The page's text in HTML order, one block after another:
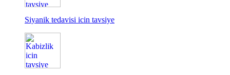
Siyanik tedavisi icin tavsiye